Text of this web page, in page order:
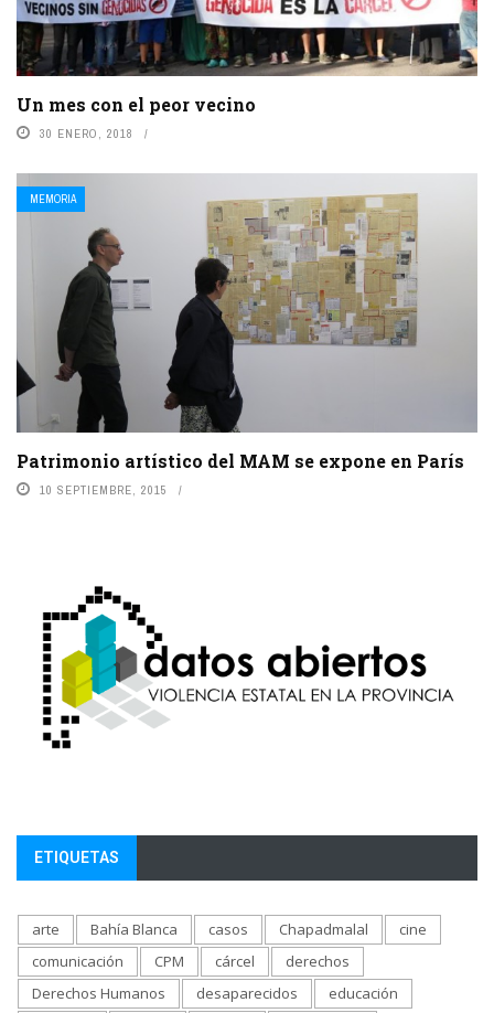
Un mes con el peor vecino
30 ENERO, 2018
MEMORIA
Patrimonio artístico del MAM se expone en París
10 SEPTIEMBRE, 2015
ETIQUETAS
arte Bahía Blanca casos Chapadmalal
cine
comunicación
CPM cárcel
derechos
Derechos Humanos
desaparecidos
educación